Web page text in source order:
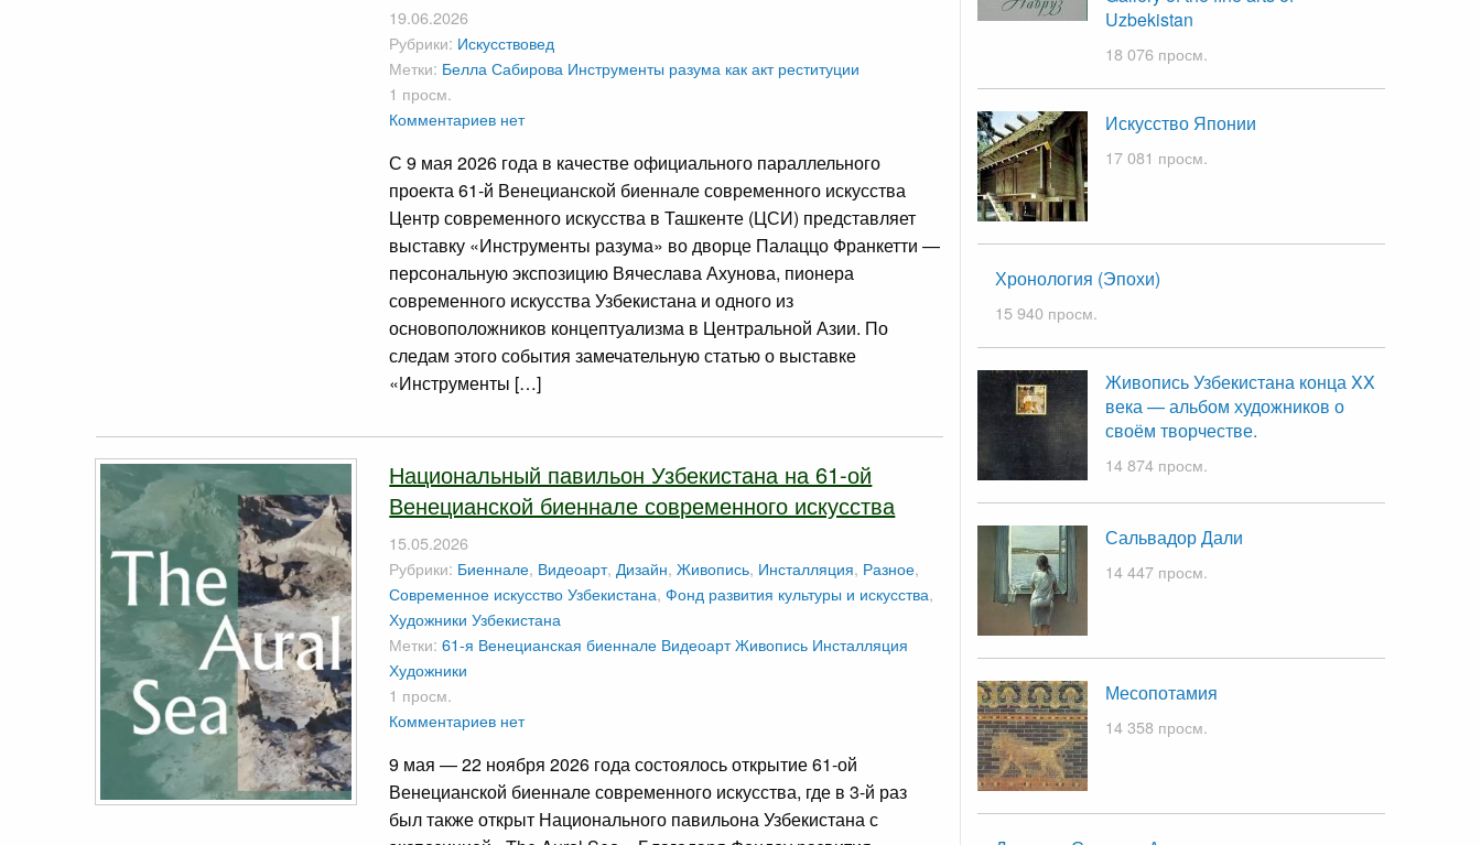
19.06.2026
Рубрики: Искусствовед
Метки: Белла Сабирова Инструменты разума как акт реституции
1 просм.
Комментариев нет
С 9 мая 2026 года в качестве официального параллельного
проекта 61-й Венецианской биеннале современного искусства
Центр современного искусства в Ташкенте (ЦСИ) представляет
выставку «Инструменты разума» во дворце Палаццо Франкетти —
персональную экспозицию Вячеслава Ахунова, пионера
современного искусства Узбекистана и одного из
основоположников концептуализма в Центральной Азии. По
следам этого события замечательную статью о выставке
«Инструменты […]
Национальный павильон Узбекистана на 61-ой
Венецианской биеннале современного искусства
15.05.2026
Рубрики: Биеннале, Видеоарт, Дизайн,Живопись, Инсталляция, Разное,
Современное искусство Узбекистана,Фонд развития культуры и искусства,
Художники Узбекистана
Метки:61-я Венецианская биеннале ВидеоартЖивопись Инсталляция
Художники
1 просм.
Комментариев нет
9 мая — 22 ноября 2026 года состоялось открытие 61-ой
Венецианской биеннале современного искусства, где в 3-й раз
был также открыт Национального павильона Узбекистана с
Uzbekistan
18 076 просм.
Искусство Японии
17 081 просм.
Хронология (Эпохи)
15 940 просм.
Живопись Узбекистана конца XX
века — альбом художников о
своём творчестве.
14 874 просм.
Сальвадор Дали
14 447 просм.
Месопотамия
14 358 просм.